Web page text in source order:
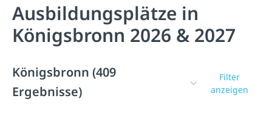
Ausbildungsplätze in
Königsbronn 2026 & 2027
Königsbronn (409
Ergebnisse)
Filter
anzeigen